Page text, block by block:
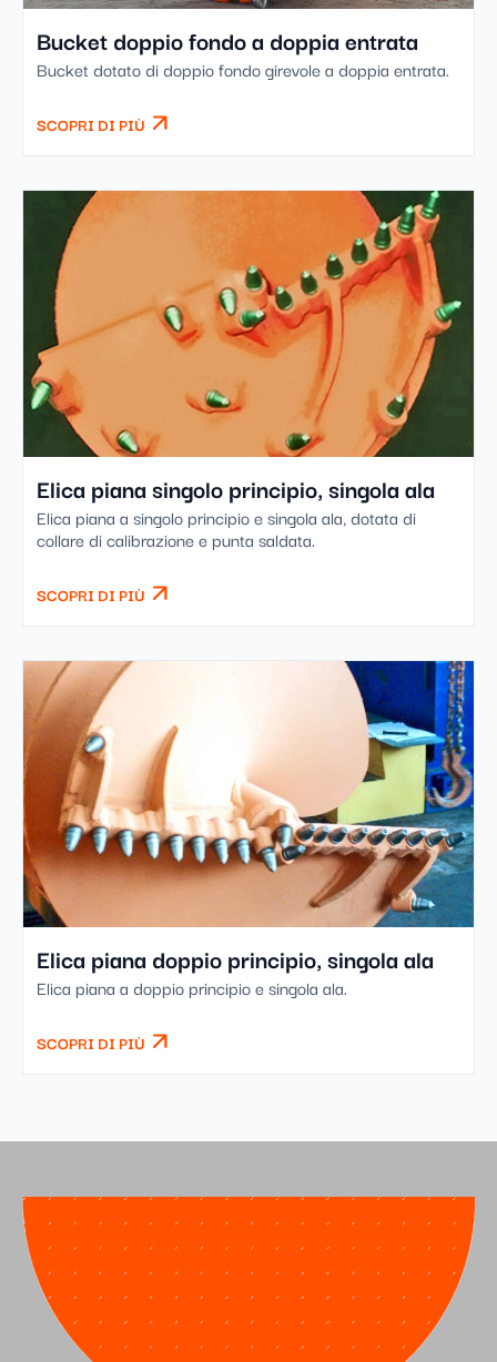
Bucket doppio fondo a doppia entrata
Bucket dotato di doppio fondo girevole a doppia entrata.
SCOPRI DI PIÙ
Elica piana singolo principio, singola ala
Elica piana a singolo principio e singola ala, dotata di
collare di calibrazione e punta saldata.
SCOPRI DI PIÙ
Elica piana doppio principio, singola ala
Elica piana a doppio principio e singola ala.
SCOPRI DI PIÙ